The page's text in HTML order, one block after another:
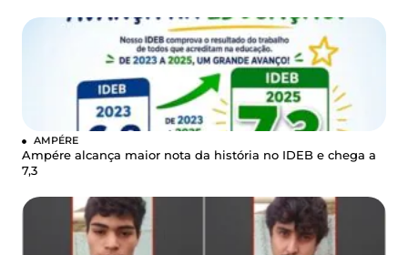
AMPÉRE
Ampére alcança maior nota da história no IDEB e chega a
7,3